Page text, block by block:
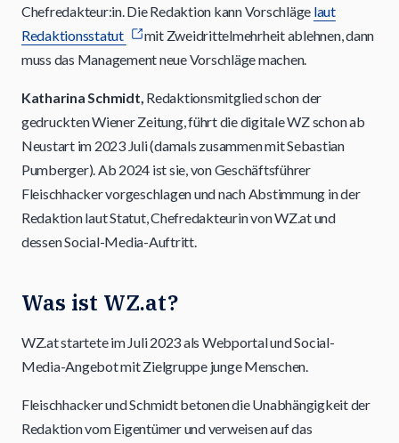
Chefredakteur:in. Die Redaktion kann Vorschläge laut
Redaktionsstatut
mit Zweidrittelmehrheit ablehnen, dann
muss das Management neue Vorschläge machen.
Katharina Schmidt, Redaktionsmitglied schon der
gedruckten Wiener Zeitung, führt die digitale WZ schon ab
Neustart im 2023 Juli (damals zusammen mit Sebastian
Pumberger). Ab 2024 ist sie, von Geschäftsführer
Fleischhacker vorgeschlagen und nach Abstimmung in der
Redaktion laut Statut, Chefredakteurin von WZ.at und
dessen Social-Media-Auftritt.
Was ist WZ.at?
WZ.at startete im Juli 2023 als Webportal und Social-
Media-Angebot mit Zielgruppe junge Menschen.
Fleischhacker und Schmidt betonen die Unabhängigkeit der
Redaktion vom Eigentümer und verweisen auf das